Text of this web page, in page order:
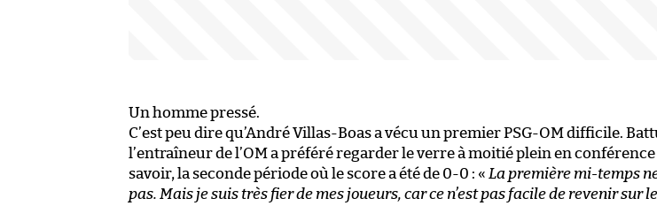
Un homme pressé.
C’est peu dire qu’André Villas-Boas a vécu un premier PSG-OM difficile.
l’entraîneur de l’OM a préféré regarder le verre à moitié plein en conférence
savoir, la seconde période où le score a été de 0-0 : « La première mi-temps
pas. Mais je suis très fier de mes joueurs, car ce n’est pas facile de revenir sur